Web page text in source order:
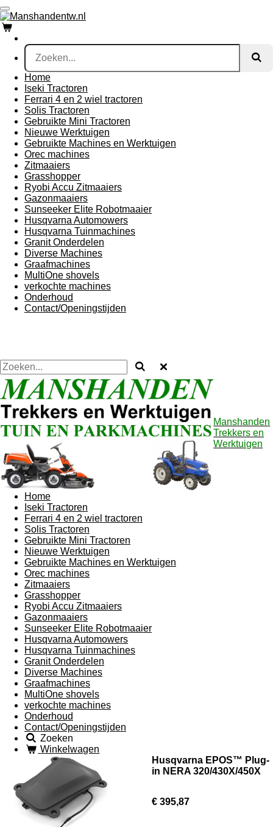
Ga
direct
naar
de
hoofdinhoud
Home
Iseki Tractoren
Ferrari 4 en 2 wiel tractoren
Solis Tractoren
Gebruikte Mini Tractoren
Nieuwe Werktuigen
Gebruikte Machines en Werktuigen
Orec machines
Zitmaaiers
Grasshopper
Ryobi Accu Zitmaaiers
Gazonmaaiers
Sunseeker Elite Robotmaaier
Husqvarna Automowers
Husqvarna Tuinmachines
Granit Onderdelen
Diverse Machines
Graafmachines
MultiOne shovels
verkochte machines
Onderhoud
Contact/Openingstijden
Manshanden
Trekkers en
Werktuigen
Home
Iseki Tractoren
Ferrari 4 en 2 wiel tractoren
Solis Tractoren
Gebruikte Mini Tractoren
Nieuwe Werktuigen
Gebruikte Machines en Werktuigen
Orec machines
Zitmaaiers
Grasshopper
Ryobi Accu Zitmaaiers
Gazonmaaiers
Sunseeker Elite Robotmaaier
Husqvarna Automowers
Husqvarna Tuinmachines
Granit Onderdelen
Diverse Machines
Graafmachines
MultiOne shovels
verkochte machines
Onderhoud
Contact/Openingstijden
Zoeken
Winkelwagen
Husqvarna EPOS™ Plug-
in NERA 320/430X/450X
€ 395,87